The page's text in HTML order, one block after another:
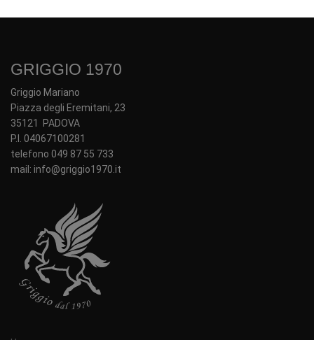
GRIGGIO 1970
Griggio Mariano
Piazza degli Eremitani, 23
35121 PADOVA
P.I. 04067100281
telefono 049 87 55 733
mail: info@griggio1970.it